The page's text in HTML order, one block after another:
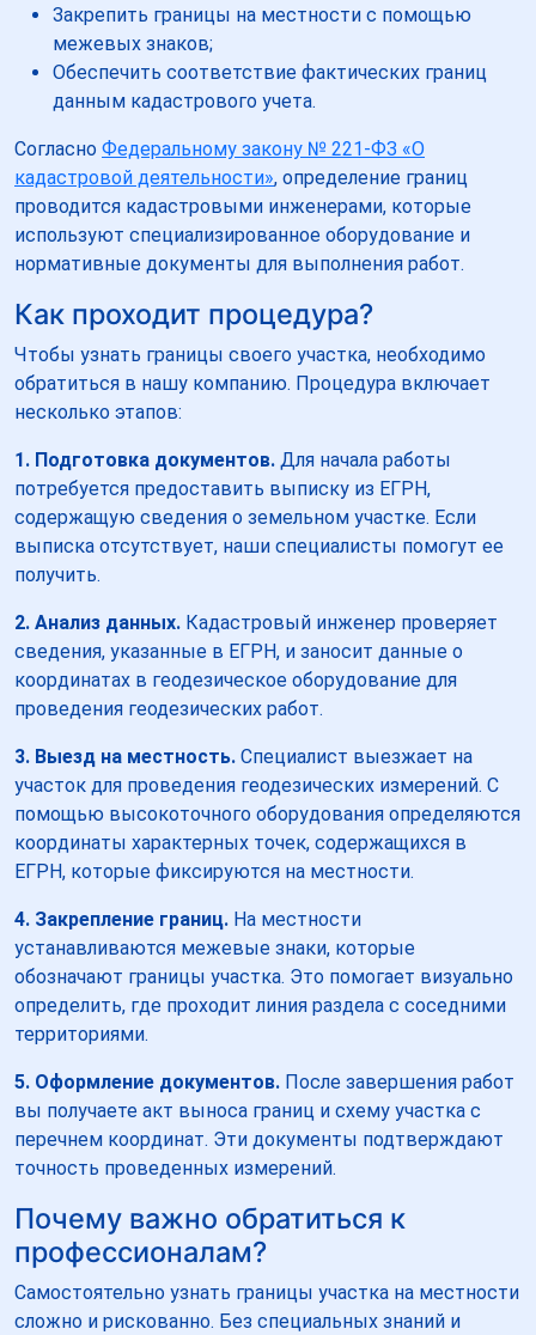
Закрепить границы на местности с помощью
межевых знаков;
Обеспечить соответствие фактических границ
данным кадастрового учета.
Согласно Федеральному закону № 221-ФЗ «О
кадастровой деятельности», определение границ
проводится кадастровыми инженерами, которые
используют специализированное оборудование и
нормативные документы для выполнения работ.
Как проходит процедура?
Чтобы узнать границы своего участка, необходимо
обратиться в нашу компанию. Процедура включает
несколько этапов:
1. Подготовка документов. Для начала работы
потребуется предоставить выписку из ЕГРН,
содержащую сведения о земельном участке. Если
выписка отсутствует, наши специалисты помогут ее
получить.
2. Анализ данных. Кадастровый инженер проверяет
сведения, указанные в ЕГРН, и заносит данные о
координатах в геодезическое оборудование для
проведения геодезических работ.
3. Выезд на местность. Специалист выезжает на
участок для проведения геодезических измерений. С
помощью высокоточного оборудования определяются
координаты характерных точек, содержащихся в
ЕГРН, которые фиксируются на местности.
4. Закрепление границ. На местности
устанавливаются межевые знаки, которые
обозначают границы участка. Это помогает визуально
определить, где проходит линия раздела с соседними
территориями.
5. Оформление документов. После завершения работ
вы получаете акт выноса границ и схему участка с
перечнем координат. Эти документы подтверждают
точность проведенных измерений.
Почему важно обратиться к
профессионалам?
Самостоятельно узнать границы участка на местности
сложно и рискованно. Без специальных знаний и